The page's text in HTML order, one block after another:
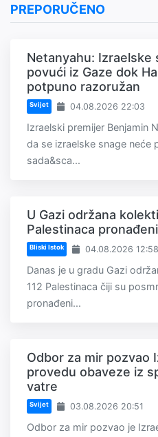
PREPORUČENO
Netanyahu: Izraelske
povući iz Gaze dok
potpuno razoružan
Svijet 04.08.2026 22:03
Izraelski premijer Benjamin
da se izraelske snage neće
sada&sca...
U Gazi održana
Palestinaca
Bliski Istok 04.08.2026 12:58
Danas je u gradu Gazi
112 Palestinaca čiji su
pronađeni...
Odbor za mir pozvao
provedu obaveze iz
vatre
Svijet 03.08.2026 20:51
Odbor za mir pozvao je